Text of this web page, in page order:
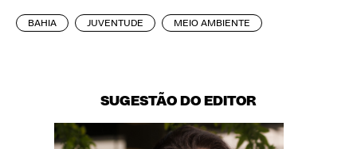
BAHIA JUVENTUDE MEIO AMBIENTE
SUGESTÃO DO EDITOR